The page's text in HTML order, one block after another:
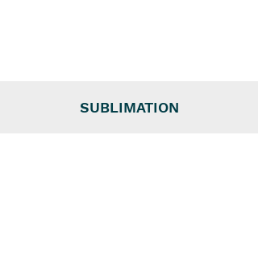
SUBLIMATION